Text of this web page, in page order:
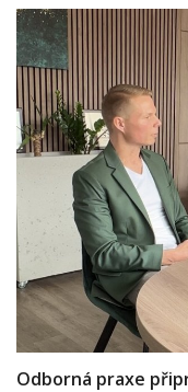
Odborná praxe